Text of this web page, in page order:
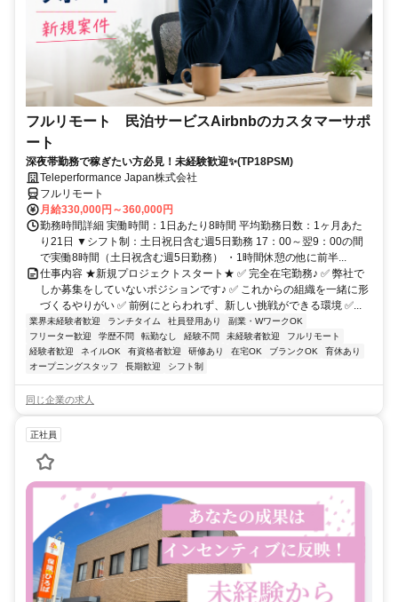
フルリモート 民泊サービスAirbnbのカスタマーサポ
ート
深夜帯勤務で稼ぎたい方必見！未経験歓迎✨(TP18PSM)
Teleperformance Japan株式会社
フルリモート
月給330,000円～360,000円
勤務時間詳細 実働時間：1日あたり8時間 平均勤務日数：1ヶ月あた
り21日 ▼シフト制：土日祝日含む週5日勤務 17：00～翌9：00の間
で実働8時間（土日祝含む週5日勤務） ・1時間休憩の他に前半...
仕事内容 ★新規プロジェクトスタート★ ✅ 完全在宅勤務♪ ✅ 弊社で
しか募集をしていないポジションです♪ ✅ これからの組織を一緒に形
づくるやりがい ✅ 前例にとらわれず、新しい挑戦ができる環境 ✅...
業界未経験者歓迎 ランチタイム 社員登用あり
副業・WワークOK
フリーター歓迎
学歴不問 転勤なし 経験不問 未経験者歓迎
フルリモート
経験者歓迎
ネイルOK 有資格者歓迎 研修あり 在宅OK ブランクOK
育休あり
オープニングスタッフ
長期歓迎 シフト制
同じ企業の求人
正社員